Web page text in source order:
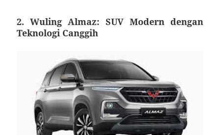
2. Wuling Almaz: SUV Modern dengan
Teknologi Canggih